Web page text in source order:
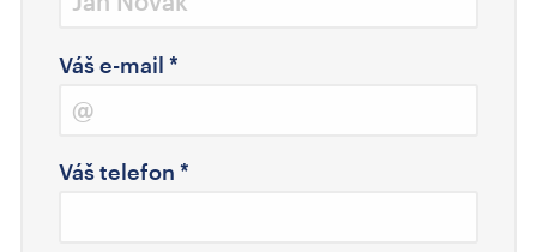
Váš e-mail *
Váš telefon *